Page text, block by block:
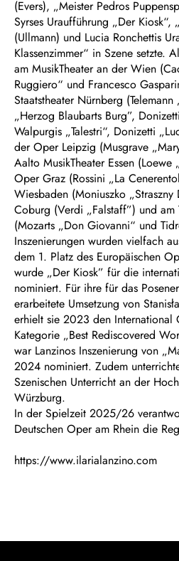
(Evers), „Meister Pedros
Syrses Uraufführung „Der Kiosk“,
(Ullmann) und Lucia Ronchettis
Klassenzimmer“ in Szene setzte.
am MusikTheater an der Wien
Ruggiero“ und Francesco
Staatstheater Nürnberg
„Herzog Blaubarts Burg”,
Walpurgis „Talestri“, Donizetti
der Oper Leipzig (Musgrave
Aalto MusikTheater Essen
Oper Graz (Rossini „La
Wiesbaden (Moniuszko „Straszny
Coburg (Verdi „Falstaff”) und am
(Mozarts „Don Giovanni“ und
Inszenierungen wurden vielfach
dem 1. Platz des Europäischen
wurde „Der Kiosk” für die
nominiert. Für ihre für das
erarbeitete Umsetzung von
erhielt sie 2023 den International
Kategorie „Best Rediscovered
war Lanzinos Inszenierung von
2024 nominiert. Zudem
Szenischen Unterricht an der
Würzburg.
In der Spielzeit 2025/26
Deutschen Oper am Rhein die
https://www.ilarialanzino.com